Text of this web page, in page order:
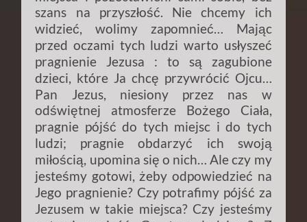
szans na przyszłość. Nie chcemy ich
widzieć, wolimy zapomnieć… Mając
przed oczami tych ludzi warto usłyszeć
pragnienie Jezusa : to są zagubione
dzieci, które Ja chcę przywrócić Ojcu…
Pan Jezus, niesiony przez nas w
odświętnej atmosferze Bożego Ciała,
pragnie pójść do tych miejsc i do tych
ludzi; pragnie obdarzyć ich swoją
miłością, upomina się o nich… Ale czy my
jesteśmy gotowi, żeby odpowiedzieć na
Jego pragnienie? Czy potrafimy pójść za
Jezusem w takie miejsca? Czy jesteśmy